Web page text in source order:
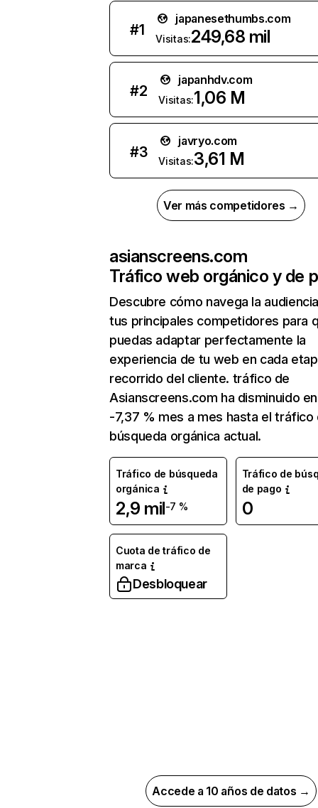
#1
japanesethumbs.com
Visitas:249,68 mil
#2
japanhdv.com
Visitas:1,06 M
#3
javryo.com
Visitas:3,61 M
Ver más competidores →
asianscreens.com
Tráfico web orgánico y de
Descubre cómo navega la
tus principales competidores para
puedas adaptar perfectamente la
experiencia de tu web en cada
recorrido del cliente. tráfico de
Asianscreens.com ha disminuido en
-7,37 % mes a mes hasta el tráfico
búsqueda orgánica actual.
Tráfico de búsqueda
orgánica
2,9 mil-7 %
Tráfico de
de pago
0
Cuota de tráfico de
marca
Desbloquear
Accede a 10 años de datos →